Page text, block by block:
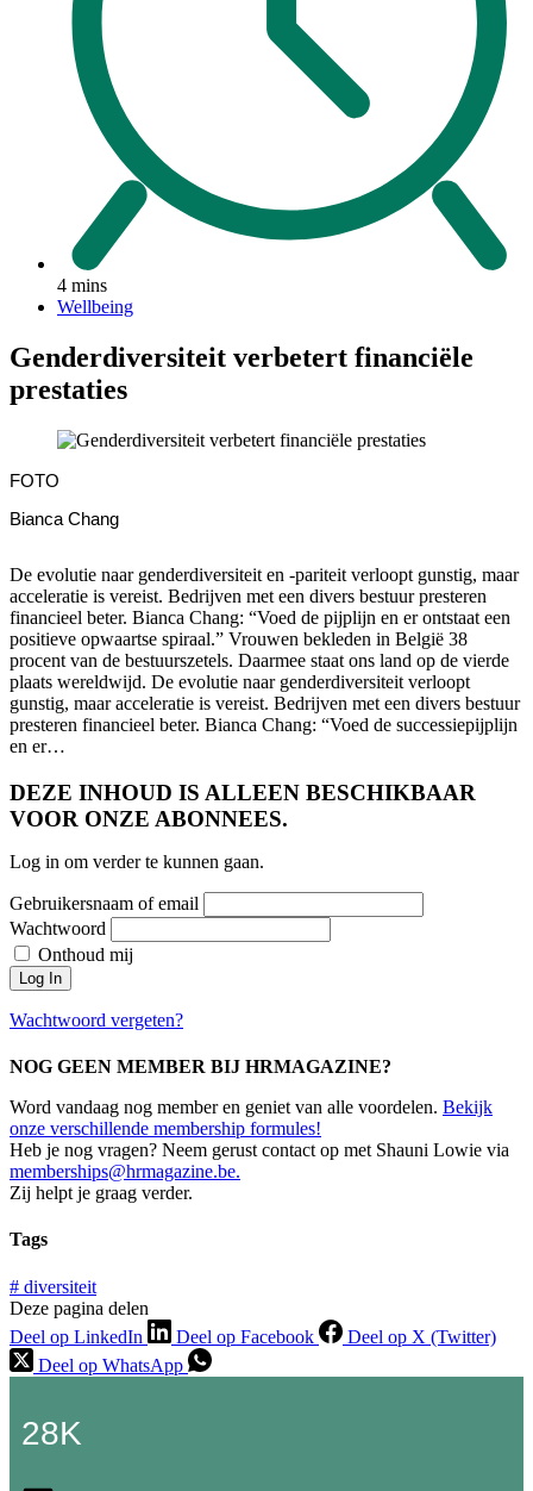
4 mins
Wellbeing
Genderdiversiteit verbetert financiële
prestaties
FOTO
Bianca Chang
De evolutie naar genderdiversiteit en -pariteit verloopt gunstig, maar
acceleratie is vereist. Bedrijven met een divers bestuur presteren
financieel beter. Bianca Chang: “Voed de pijplijn en er ontstaat een
positieve opwaartse spiraal.” Vrouwen bekleden in België 38
procent van de bestuurszetels. Daarmee staat ons land op de vierde
plaats wereldwijd. De evolutie naar genderdiversiteit verloopt
gunstig, maar acceleratie is vereist. Bedrijven met een divers bestuur
presteren financieel beter. Bianca Chang: “Voed de successiepijplijn
en er…
DEZE INHOUD IS ALLEEN BESCHIKBAAR
VOOR ONZE ABONNEES.
Log in om verder te kunnen gaan.
Gebruikersnaam of email
Wachtwoord
Onthoud mij
Log In
Wachtwoord vergeten?
NOG GEEN MEMBER BIJ HRMAGAZINE?
Word vandaag nog member en geniet van alle voordelen. Bekijk
onze verschillende membership formules!
Heb je nog vragen? Neem gerust contact op met Shauni Lowie via
memberships@hrmagazine.be.
Zij helpt je graag verder.
Tags
# diversiteit
Deze pagina delen
Deel op LinkedIn
Deel op Facebook
Deel op X (Twitter)
Deel op WhatsApp
28K